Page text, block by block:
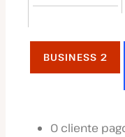
BUSINESS 2
O cliente